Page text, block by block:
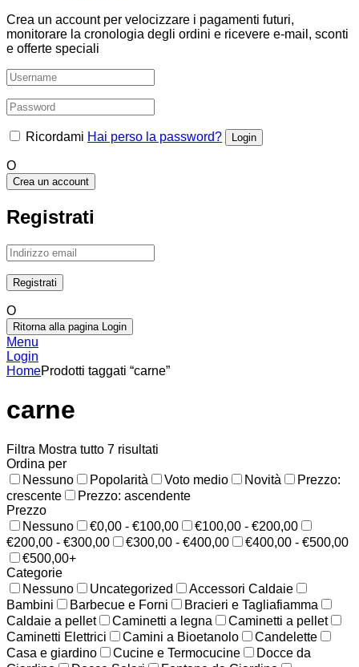
Crea un account per velocizzare i pagamenti futuri,
monitorare la cronologia degli ordini e ricevere e-mail, sconti
e offerte speciali
Ricordami Hai perso la password?
O
Crea un account
Registrati
O
Ritorna alla pagina Login
Menu
Login
HomeProdotti taggati “carne”
carne
Filtra Mostra tutto 7 risultati
Ordina per
Nessuno
Popolarità Voto medio Novità
Prezzo:
crescente
Prezzo: ascendente
Prezzo
Nessuno
€0,00 - €100,00
€100,00 - €200,00
€200,00 - €300,00
€300,00 - €400,00
€400,00 - €500,00
€500,00+
Categorie
Nessuno
Uncategorized
Accessori Caldaie
Bambini
Barbecue e Forni
Bracieri e Tagliafiamma
Caldaie a pellet
Caminetti a legna
Caminetti a pellet
Caminetti Elettrici
Camini a Bioetanolo
Candelette
Casa e giardino
Cucine e Termocucine
Docce da